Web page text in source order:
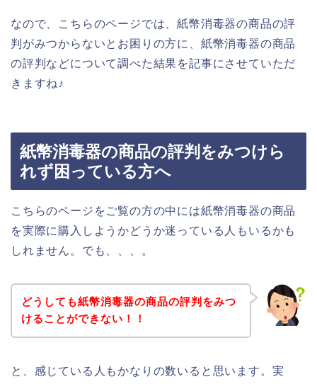
なので、こちらのページでは、紙幣消毒器の商品の評
判がみつからないとお困りの方に、紙幣消毒器の商品
の評判などについて調べた結果を記事にさせていただ
きますね♪
紙幣消毒器の商品の評判をみつけら
れず困っている方へ
こちらのページをご覧の方の中には紙幣消毒器の商品
を実際に購入しようかどうか迷っている人もいるかも
しれません。でも、、、。
どうしても紙幣消毒器の商品の評判をみつ
けることができない！！
と、感じている人もかなりの数いると思います。実